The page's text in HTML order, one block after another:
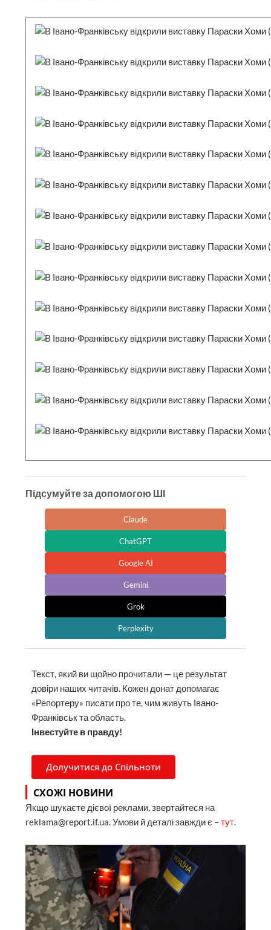
Підсумуйте за допомогою ШІ
Claude
ChatGPT
Google AI
Gemini
Grok
Perplexity
Текст, який ви щойно прочитали — це результат
довіри наших читачів. Кожен донат допомагає
«Репортеру» писати про те, чим живуть Івано-
Франківськ та область.
Інвестуйте в правду!
Долучитися до Спільноти
СХОЖІ НОВИНИ
Якщо шукаєте дієвої реклами, звертайтеся на
reklama@report.if.ua. Умови й деталі завжди є –тут.